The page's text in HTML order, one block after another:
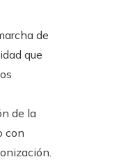
de
que
de la
con